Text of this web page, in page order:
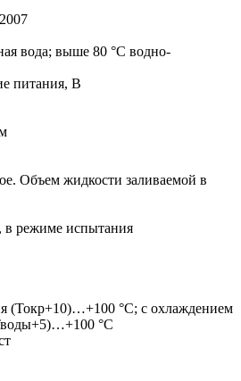
вода; выше 80 °С водно-
питания, В
Объем жидкости заливаемой в
в режиме испытания
(Токр+10)…+100 °С; с охлаждением
°С